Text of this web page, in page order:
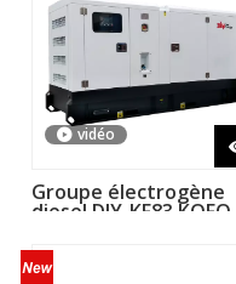
vidéo
Groupe électrogène
diesel DIY-KF83 ​​KOFO
kVA 50 Hz avec moteur
Ricardo de Chine